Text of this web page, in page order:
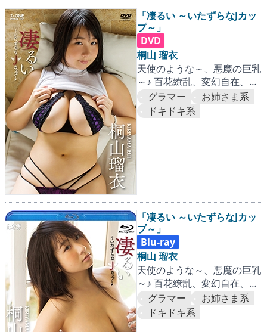
「凄るい ～いたずらなJカッ
プ～」
DVD
桐山 瑠衣
天使のような～、悪魔の巨乳
～♪ 百花繚乱、変幻自在、め
くるめくJカップの嵐！
グラマー
お姉さま系
ドキドキ系
「凄るい ～いたずらなJカッ
プ～」
Blu-ray
桐山 瑠衣
天使のような～、悪魔の巨乳
～♪ 百花繚乱、変幻自在、め
くるめくJカップの嵐！
グラマー
お姉さま系
ドキドキ系